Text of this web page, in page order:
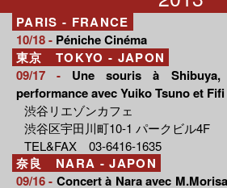
PARIS - FRANCE
10/18 - Péniche Cinéma
東京 TOKYO - JAPON
09/17 - Une souris à
performance avec Yuiko Tsuno et
渋谷リエゾンカフェ
渋谷区宇田川町10-1 パークビル4F
TEL&FAX 03-6416-1635
奈良 NARA - JAPON
09/16 - Concert à Nara avec